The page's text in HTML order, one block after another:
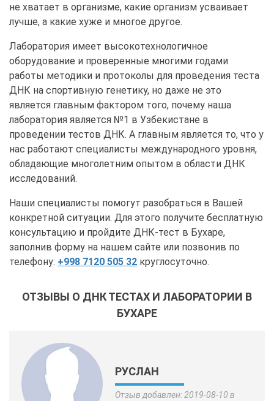
не хватает в организме, какие организм усваивает
лучше, а какие хуже и многое другое.
Лаборатория имеет высокотехнологичное
оборудование и проверенные многими годами
работы методики и протоколы для проведения теста
ДНК на спортивную генетику, но даже не это
является главным фактором того, почему наша
лаборатория является №1 в Узбекистане в
проведении тестов ДНК. А главным является то, что у
нас работают специалисты международного уровня,
обладающие многолетним опытом в области ДНК
исследований.
Наши специалисты помогут разобраться в Вашей
конкретной ситуации. Для этого получите бесплатную
консультацию и пройдите ДНК-тест в Бухаре,
заполнив форму на нашем сайте или позвонив по
телефону: +998 7120 505 32 круглосуточно.
ОТЗЫВЫ О ДНК ТЕСТАХ И ЛАБОРАТОРИИ В
БУХАРЕ
РУСЛАН
Отзыв добавлен: 2019-08-10 в